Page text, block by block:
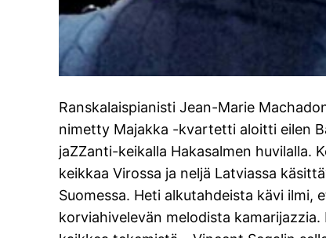
Ranskalaispianisti Jean-Marie
nimetty Majakka -kvartetti aloitti eilen
jaZZanti-keikalla Hakasalmen huvilalla.
keikkaa Virossa ja neljä Latviassa
Suomessa. Heti alkutahdeista kävi ilmi,
korviahivelevän melodista